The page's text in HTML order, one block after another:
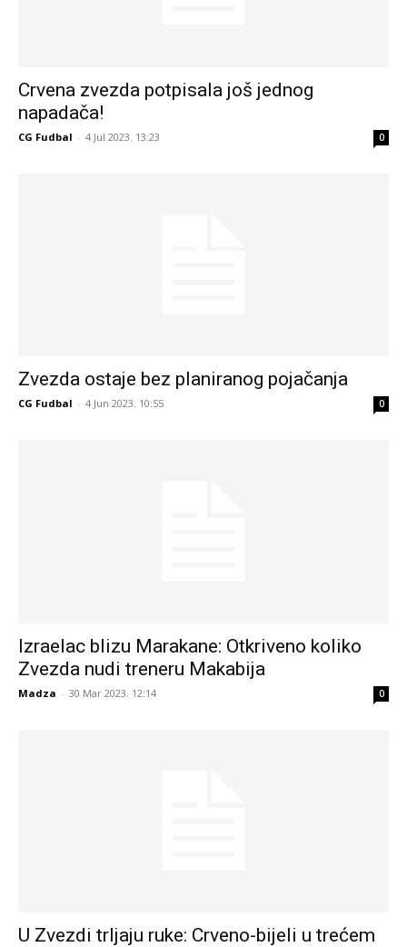
Crvena zvezda potpisala još jednog
napadača!
CG Fudbal - 4 Jul 2023. 13:23 0
Zvezda ostaje bez planiranog pojačanja
CG Fudbal - 4 Jun 2023. 10:55 0
Izraelac blizu Marakane: Otkriveno koliko
Zvezda nudi treneru Makabija
Madza - 30 Mar 2023. 12:14 0
U Zvezdi trljaju ruke: Crveno-bijeli u trećem